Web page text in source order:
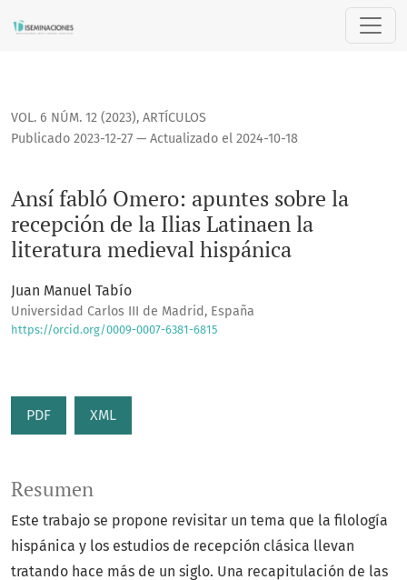
Ansí fabló Omero: apuntes sobre la recepción de la Ilias
VOL. 6 NÚM. 12 (2023), ARTÍCULOS
Ansí fabló Omero: apuntes sobre la
recepción de la Ilias Latinaen la
literatura medieval hispánica
Publicado 2023-12-27 — Actualizado el 2024-10-18
Juan Manuel Tabío
Universidad Carlos III de Madrid, España
https://orcid.org/0009-0007-6381-6815
PDF XML
Resumen
Este trabajo se propone revisitar un tema que la filología
hispánica y los estudios de recepción clásica llevan
tratando hace más de un siglo. Una recapitulación de las